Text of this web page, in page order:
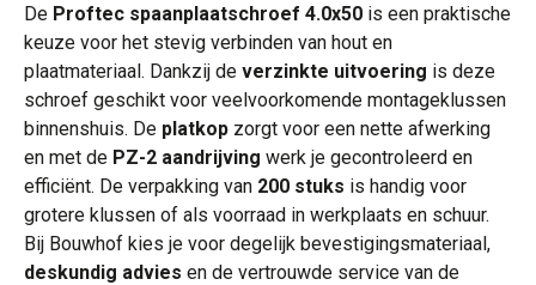
De Proftec spaanplaatschroef 4.0x50 is een praktische
keuze voor het stevig verbinden van hout en
plaatmateriaal. Dankzij de verzinkte uitvoering is deze
schroef geschikt voor veelvoorkomende montageklussen
binnenshuis. De platkop zorgt voor een nette afwerking
en met de PZ-2 aandrijving werk je gecontroleerd en
efficiënt. De verpakking van 200 stuks is handig voor
grotere klussen of als voorraad in werkplaats en schuur.
Bij Bouwhof kies je voor degelijk bevestigingsmateriaal,
deskundig advies en de vertrouwde service van de